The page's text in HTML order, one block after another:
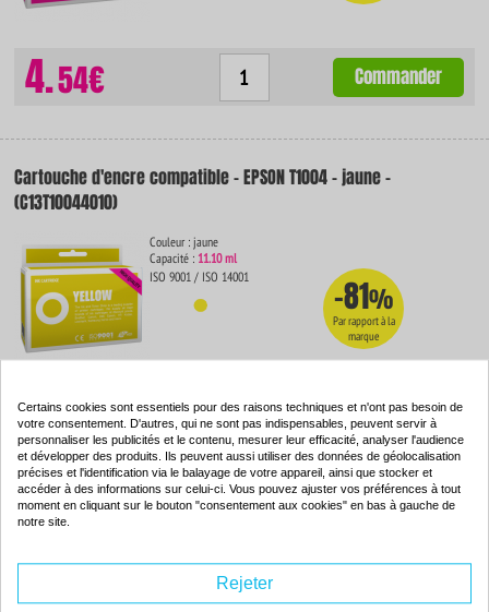
4.54€ Commander
Cartouche d'encre compatible - EPSON T1004 - jaune -
(C13T10044010)
Couleur : jaune
Capacité : 11.10 ml
ISO 9001 / ISO 14001
-81%
Par rapport à la
marque
4.54€ Commander
Cartouche d'encre originale - EPSON T0711H twin pack - noir -
Couleur : 2 noir
Capacité :2 x 11.10 ml
Certains cookies sont essentiels pour des raisons techniques et n'ont pas besoin de
votre consentement. D'autres, qui ne sont pas indispensables, peuvent servir à
personnaliser les publicités et le contenu, mesurer leur efficacité, analyser l'audience
et développer des produits. Ils peuvent aussi utiliser des données de géolocalisation
précises et l'identification via le balayage de votre appareil, ainsi que stocker et
accéder à des informations sur celui-ci. Vous pouvez ajuster vos préférences à tout
moment en cliquant sur le bouton "consentement aux cookies" en bas à gauche de
notre site.
Rejeter